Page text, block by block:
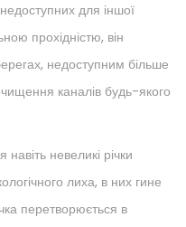
для іншої
прохідністю, він
недоступним більше
каналів будь-якого
невеликі річки
лиха, в них гине
перетворюється в